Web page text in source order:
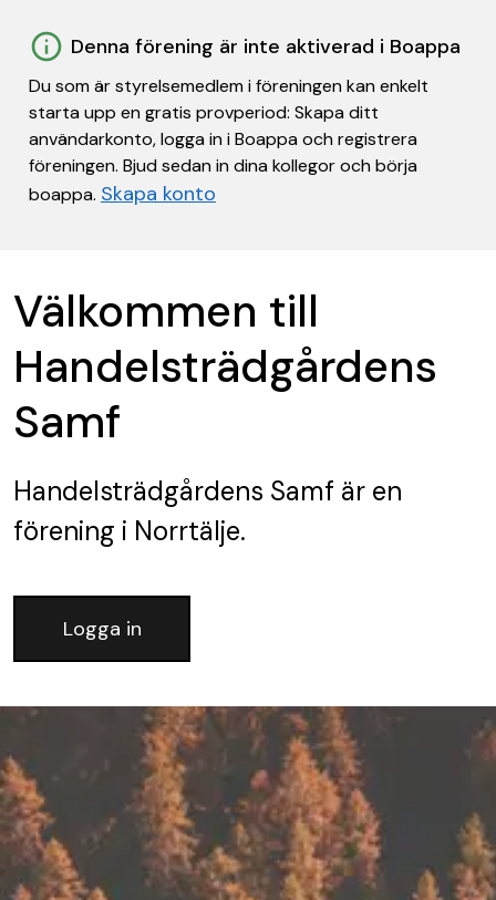
Denna förening är inte aktiverad i Boappa
Du som är styrelsemedlem i föreningen kan enkelt
starta upp en gratis provperiod: Skapa ditt
användarkonto, logga in i Boappa och registrera
föreningen. Bjud sedan in dina kollegor och börja
boappa. Skapa konto
Välkommen till
Handelsträdgårdens
Samf
Handelsträdgårdens Samf är en
förening i Norrtälje.
Logga in